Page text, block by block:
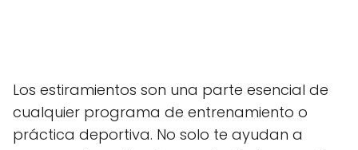
Los estiramientos son una parte esencial de
cualquier programa de entrenamiento o
práctica deportiva. No solo te ayudan a